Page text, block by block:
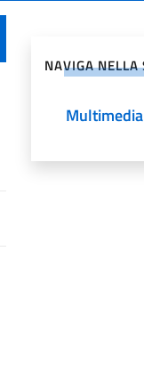
NAVIGA NELLA
Multimedia